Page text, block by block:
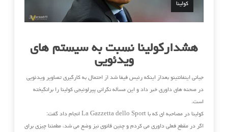
کولینا
هشدارکولینا نسبت به سیستم های
ویدئویی
جیانی اینفانتینو بعداز اینکه رئیس فیفا شد از احتمال به کارگیری تصاویر ویدئویی
در صحنه های داوری خبر داد و این مسأله نگرانی پیرلوئیجی کولینا را برانگیخته
است.
کولینا در مصاحبه ای که با La Gazzetta dello Sport انجام داد گفت:
اگر در مقطع فعلی داوری می کردم و چنین قانوی نیز وضع می شد، مطمئنا چیزی برای